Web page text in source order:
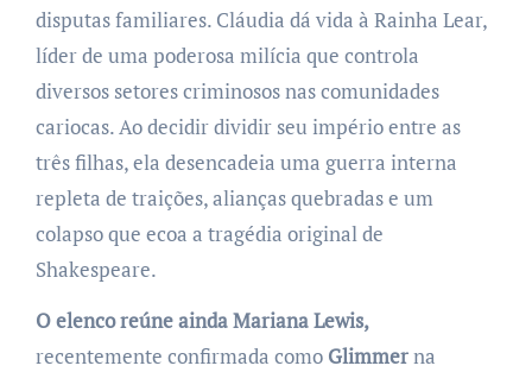
disputas familiares. Cláudia dá vida à Rainha Lear,
líder de uma poderosa milícia que controla
diversos setores criminosos nas comunidades
cariocas. Ao decidir dividir seu império entre as
três filhas, ela desencadeia uma guerra interna
repleta de traições, alianças quebradas e um
colapso que ecoa a tragédia original de
Shakespeare.
O elenco reúne ainda Mariana Lewis,
recentemente confirmada comoGlimmerna